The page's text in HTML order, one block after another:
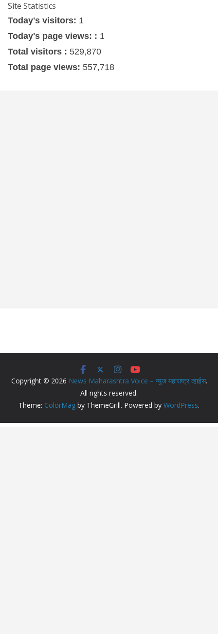
Site Statistics
Today's visitors: 1
Today's page views: : 1
Total visitors : 529,870
Total page views: 557,718
Copyright © 2026 News Maharashtra Voice – न्युज महाराष्ट्र व्हाईस.
All rights reserved.
Theme: ColorMag by ThemeGrill. Powered by WordPress.